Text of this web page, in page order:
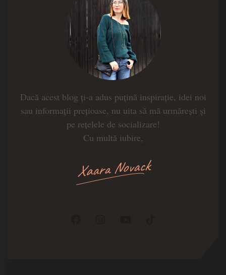
Dacă acest blog ți-a adus puțină inspirație, idei noi
sau informații prețioase, nu uita să mă urmărești și
pe rețelele de socializare!
Cu multă iubire,
Xaara Novack